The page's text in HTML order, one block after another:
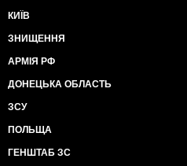
КИЇВ
ЗНИЩЕННЯ
АРМІЯ РФ
ДОНЕЦЬКА ОБЛАСТЬ
ЗСУ
ПОЛЬЩА
ГЕНШТАБ ЗС